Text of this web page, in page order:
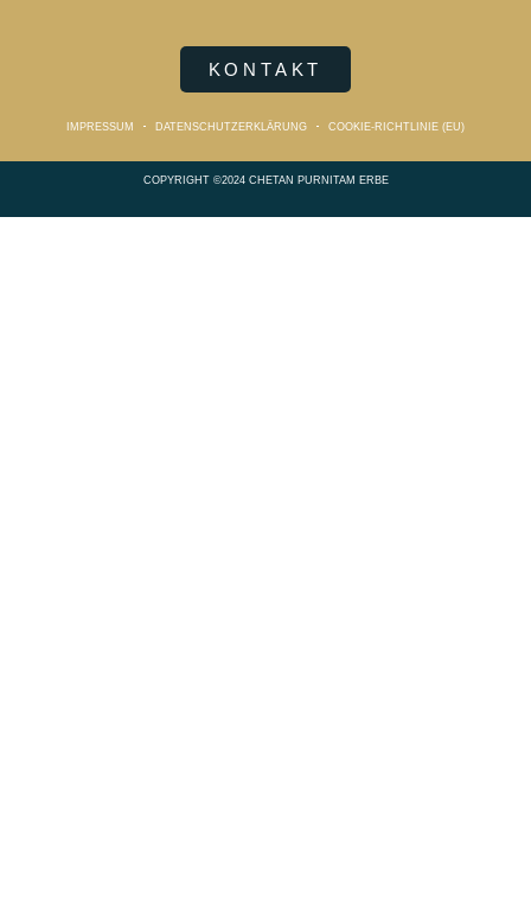
KONTAKT
IMPRESSUM DATENSCHUTZERKLÄRUNG COOKIE-RICHTLINIE (EU)
COPYRIGHT ©2024 CHETAN PURNITAM ERBE